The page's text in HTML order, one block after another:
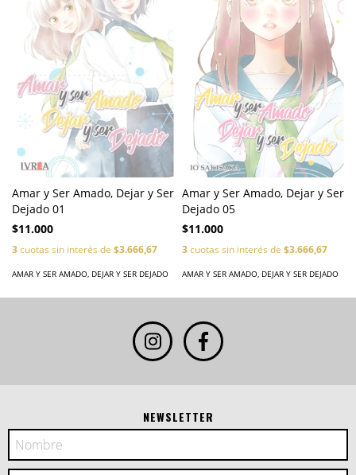
Amar y Ser Amado, Dejar y Ser
Dejado 01
$11.000
3cuotas sin interés de $3.666,67
AMAR Y SER AMADO, DEJAR Y SER DEJADO
Amar y Ser Amado, Dejar y Ser
Dejado 05
$11.000
3cuotas sin interés de $3.666,67
AMAR Y SER AMADO, DEJAR Y SER DEJADO
NEWSLETTER